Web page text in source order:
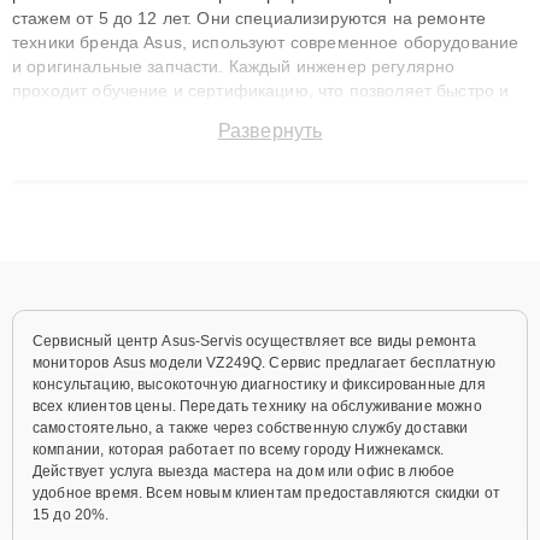
стажем от 5 до 12 лет. Они специализируются на ремонте
техники бренда Asus, используют современное оборудование
и оригинальные запчасти. Каждый инженер регулярно
проходит обучение и сертификацию, что позволяет быстро и
сохранением гарантии до 3 лет. Наши мастера решают
Развернуть
Сервисный центр Asus-Servis осуществляет все виды ремонта
мониторов Asus модели VZ249Q. Сервис предлагает бесплатную
консультацию, высокоточную диагностику и фиксированные для
всех клиентов цены. Передать технику на обслуживание можно
самостоятельно, а также через собственную службу доставки
компании, которая работает по всему городу Нижнекамск.
Действует услуга выезда мастера на дом или офис в любое
удобное время. Всем новым клиентам предоставляются скидки от
15 до 20%.